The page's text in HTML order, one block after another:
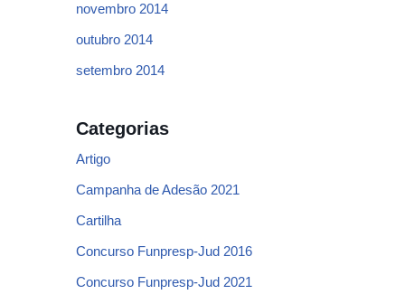
novembro 2014
outubro 2014
setembro 2014
Categorias
Artigo
Campanha de Adesão 2021
Cartilha
Concurso Funpresp-Jud 2016
Concurso Funpresp-Jud 2021